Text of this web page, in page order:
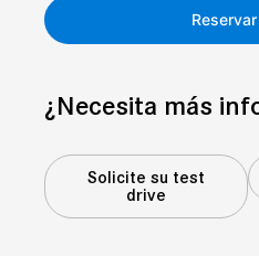
¿Necesita más
Solicite su test
drive